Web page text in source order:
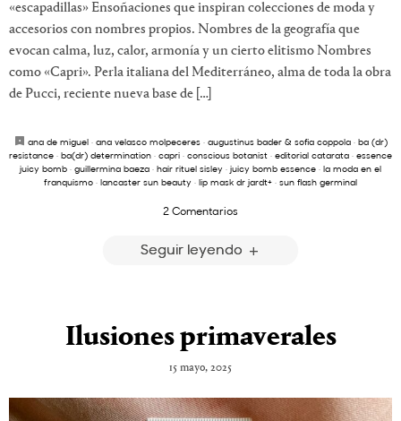
«escapadillas» Ensoñaciones que inspiran colecciones de moda y
accesorios con nombres propios. Nombres de la geografía que
evocan calma, luz, calor, armonía y un cierto elitismo Nombres
como «Capri». Perla italiana del Mediterráneo, alma de toda la obra
de Pucci, reciente nueva base de […]
ana de miguel· ana velasco molpeceres· augustinus bader & sofia coppola· ba (dr)
resistance · ba(dr) determination · capri · conscious botanist · editorial catarata · essence
juicy bomb · guillermina baeza · hair rituel sisley · juicy bomb essence · la moda en el
franquismo · lancaster sun beauty · lip mask dr jardt+ · sun flash germinal
2 Comentarios
Seguir leyendo
Ilusiones primaverales
15 mayo, 2025